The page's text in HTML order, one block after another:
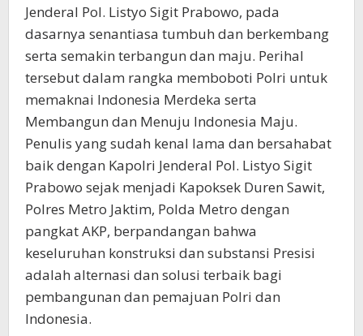
Jenderal Pol. Listyo Sigit Prabowo, pada
dasarnya senantiasa tumbuh dan berkembang
serta semakin terbangun dan maju. Perihal
tersebut dalam rangka memboboti Polri untuk
memaknai Indonesia Merdeka serta
Membangun dan Menuju Indonesia Maju.
Penulis yang sudah kenal lama dan bersahabat
baik dengan Kapolri Jenderal Pol. Listyo Sigit
Prabowo sejak menjadi Kapoksek Duren Sawit,
Polres Metro Jaktim, Polda Metro dengan
pangkat AKP, berpandangan bahwa
keseluruhan konstruksi dan substansi Presisi
adalah alternasi dan solusi terbaik bagi
pembangunan dan pemajuan Polri dan
Indonesia.